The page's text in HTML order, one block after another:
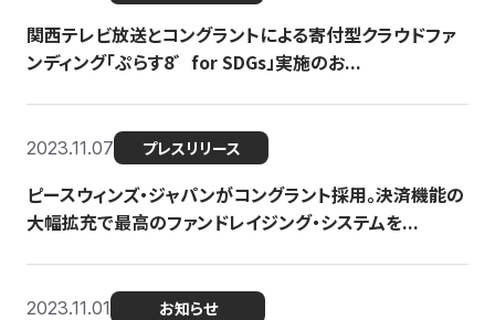
関西テレビ放送とコングラントによる寄付型クラウドファ
ンディング「ぷらす8゛for SDGs」実施のお...
2023.11.07 プレスリリース
ピースウィンズ・ジャパンがコングラント採用。決済機能の
大幅拡充で最高のファンドレイジング・システムを...
2023.11.01 お知らせ